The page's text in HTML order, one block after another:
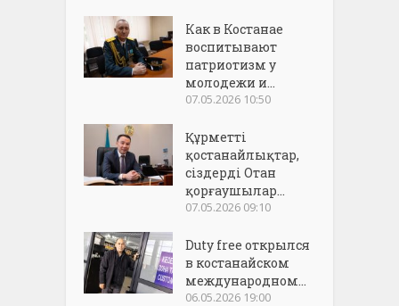
Как в Костанае
воспитывают
патриотизм у
молодежи и...
07.05.2026 10:50
Құрметті
қостанайлықтар,
сіздерді Отан
қорғаушылар...
07.05.2026 09:10
Duty free открылся
в костанайском
международном...
06.05.2026 19:00